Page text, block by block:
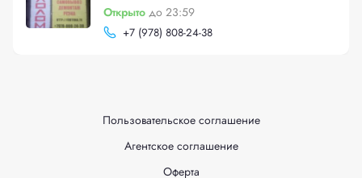
Открыто до 23:59
+7 (978) 808-24-38
Пользовательское соглашение
Агентское соглашение
Оферта